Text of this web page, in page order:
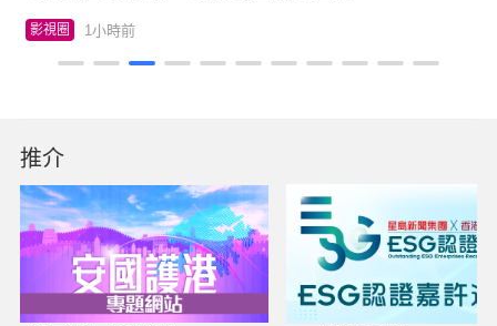
影視圈 1小時前
推介